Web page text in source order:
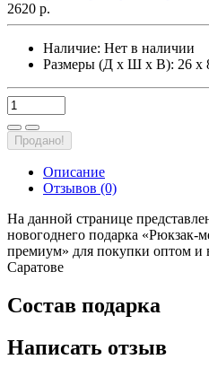
2620 р.
Наличие: Нет в наличии
Размеры (Д х Ш х В): 26 х
Продано!
Описание
Отзывов (0)
На данной странице
новогоднего подарка
премиум» для покупки оптом и
Саратове
Состав подарка
Написать отзыв